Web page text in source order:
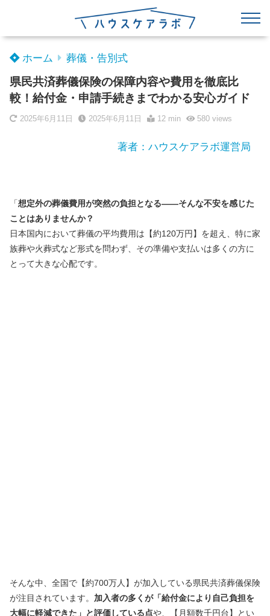
ホーム 葬儀・告別式
県民共済葬儀保険の保障内容や費用を徹底比
較！給付金・申請手続きまでわかる安心ガイド
2025年6月11日 2025年6月11日 12 min 580views
著者：ハウスケアラボ運営局
「想定外の葬儀費用が突然の負担となる――そんな不安を感じた
ことはありませんか？
日本国内において葬儀の平均費用は【約120万円】を超え、特に家
族葬や火葬式など形式を問わず、その準備や支払いは多くの方に
とって大きな心配です。
そんな中、全国で【約700万人】が加入している県民共済葬儀保険
が注目されています。 加入者の多くが「給付金により自己負担を
大幅に軽減できた」と評価している点や、【月額数千円台】とい